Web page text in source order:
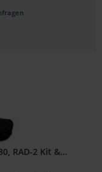
RAD-2 Kit &...